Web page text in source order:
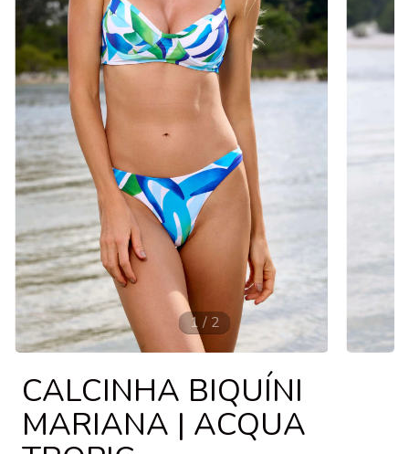
1 / 2
CALCINHA BIQUÍNI
MARIANA | ACQUA